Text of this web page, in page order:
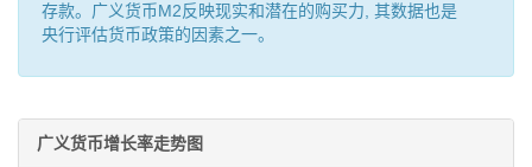
存款。广义货币M2反映现实和潜在的购买力, 其数据也是
央行评估货币政策的因素之一。
广义货币增长率走势图